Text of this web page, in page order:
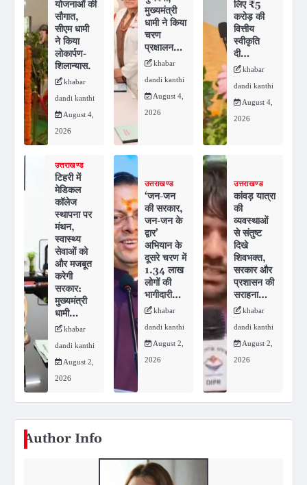
योजनाओं की
सौगात,
सीएम धामी
ने किया
लोकार्पण-
शिलान्यास.
khabar
dandi kanthi
August 4,
2026
मुख्यमंत्री
धामी ने किया
चरण
प्रक्षालन…
khabar
dandi kanthi
August 4,
2026
लिए ₹5
करोड़ की
वित्तीय
स्वीकृति
दी…
khabar
dandi kanthi
August 4,
2026
उत्तराखण्ड
टिहरी में
मेडिकल
कॉलेज
स्थापना पर
मंथन,
स्वास्थ्य
सेवाओं को
और मजबूत
करेगी
सरकार:
मुख्यमंत्री
धामी…
khabar
dandi kanthi
August 2,
2026
उत्तराखण्ड
‘जन-जन
की सरकार,
जन-जन के
द्वार’
अभियान के
दूसरे चरण में
1.34 लाख
लोगों की
भागीदारी…
khabar
dandi kanthi
August 2,
2026
उत्तराखण्ड
कांवड़ यात्रा
की
व्यवस्थाओं
से संतुष्ट
दिखे
शिवभक्त,
सरकार और
प्रशासन की
सराहना…
khabar
dandi kanthi
August 2,
2026
Author Info